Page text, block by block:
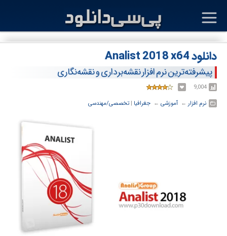
دانلود Analist 2018 x64
پیشرفته‌ترین نرم افزار نقشه‌برداری و نقشه‌نگاری
9,004
نرم افزار ← ‏ آموزشی ← ‏ جغرافیا ‏|تخصصی/مهندسی